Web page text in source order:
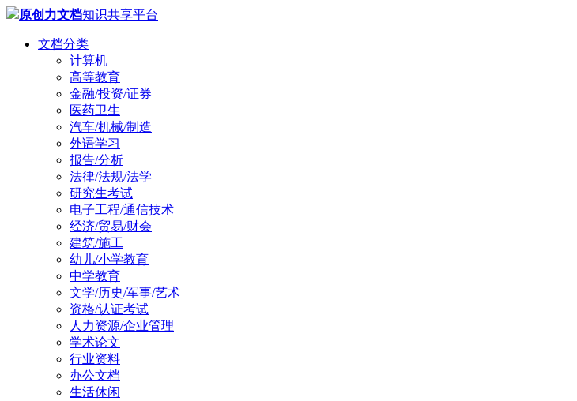
原创力文档知识共享平台
文档分类
计算机
高等教育
金融/投资/证券
医药卫生
汽车/机械/制造
外语学习
报告/分析
法律/法规/法学
研究生考试
电子工程/通信技术
经济/贸易/财会
建筑/施工
幼儿/小学教育
中学教育
文学/历史/军事/艺术
资格/认证考试
人力资源/企业管理
学术论文
行业资料
办公文档
生活休闲